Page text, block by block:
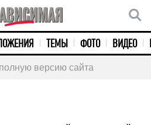
ТЕМЫ ФОТО ВИДЕО
версию сайта